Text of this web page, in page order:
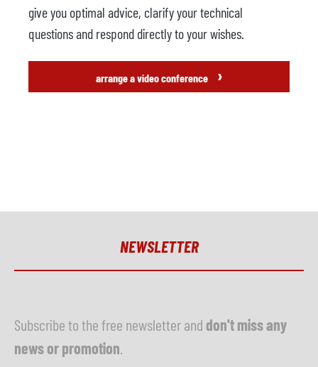
give you optimal advice, clarify your technical
questions and respond directly to your wishes.
arrange a video conference ›
NEWSLETTER
Subscribe to the free newsletter and don't miss any
news or promotion